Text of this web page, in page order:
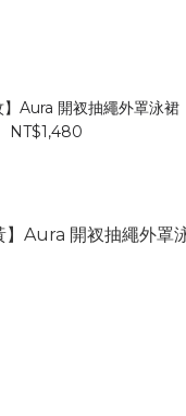
】Aura 開衩抽繩外罩泳裙
NT$1,480